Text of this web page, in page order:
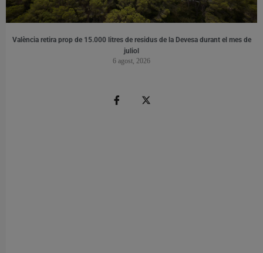
València retira prop de 15.000 litres de residus de la Devesa durant el mes de
juliol
6 agost, 2026